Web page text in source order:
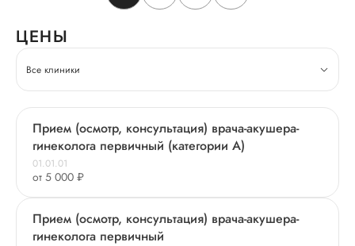
ЦЕНЫ
Все клиники
Прием (осмотр, консультация) врача-акушера-
гинеколога первичный (категории А)
01.01.01
от 5 000 ₽
Прием (осмотр, консультация) врача-акушера-
гинеколога первичный